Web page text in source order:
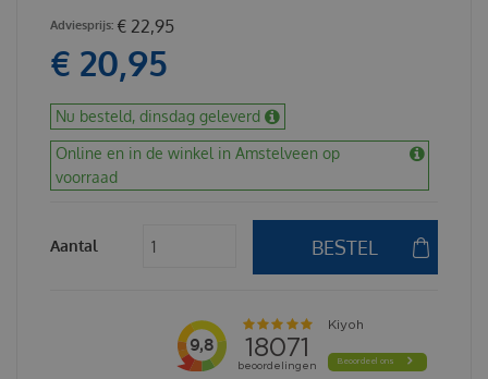
€ 22,95
€ 20,95
Nu besteld, dinsdag geleverd
Online en in de winkel in Amstelveen op
voorraad
Aantal